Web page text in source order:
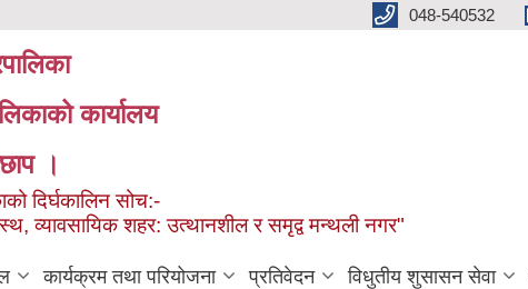
048-540532
कार्यालय
।
दिर्घकालिन सोच:-
व्यावसायिक शहर: उत्थानशील र समृद्व मन्थली नगर"
कार्यक्रम तथा परियोजना प्रतिवेदन विधुतीय शुसासन सेवा